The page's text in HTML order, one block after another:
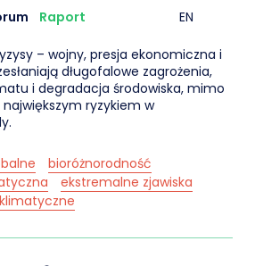
Raport EN
– wojny, presja ekonomiczna i
długofalowe zagrożenia,
i degradacja środowiska, mimo
ryzykiem w
bioróżnorodność
ekstremalne zjawiska